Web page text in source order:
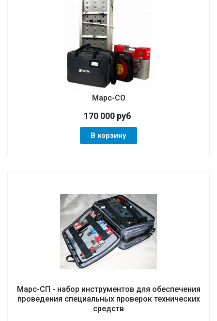
Марс-СО
170 000руб
В корзину
Марс-СП - набор инструментов для обеспечения
проведения специальных проверок технических
средств